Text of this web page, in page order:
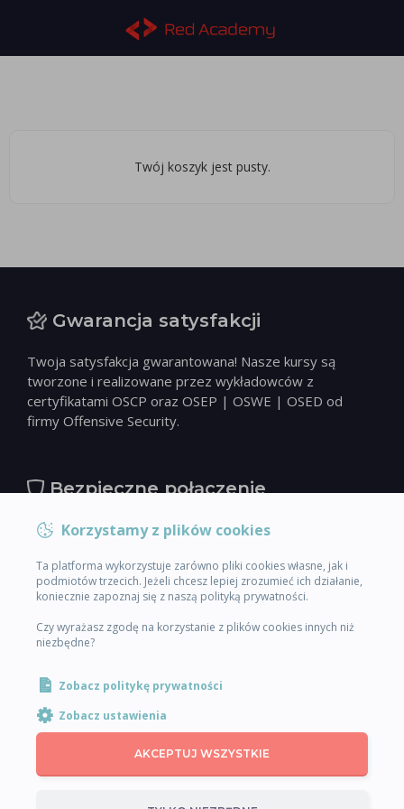
Twój koszyk jest pusty.
Gwarancja satysfakcji
Twoja satysfakcja gwarantowana! Nasze kursy są
tworzone i realizowane przez wykładowców z
certyfikatami OSCP oraz OSEP | OSWE | OSED od
firmy Offensive Security.
Bezpieczne połączenie
Kupuj bez obaw, wiedząc, że każde Twoje połączenie z
jest dla nas priorytetem!
Bezpieczne płatności
Akademia Red Academy - Wejdź do branży cybersecurity z
Korzystamy z plików cookies
Ta platforma wykorzystuje zarówno pliki cookies własne, jak i
podmiotów trzecich. Jeżeli chcesz lepiej zrozumieć ich działanie,
koniecznie zapoznaj się z naszą polityką prywatności.
Czy wyrażasz zgodę na korzystanie z plików cookies innych niż
niezbędne?
Zobacz politykę prywatności
Zobacz ustawienia
AKCEPTUJ WSZYSTKIE